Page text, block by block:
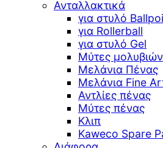
Ανταλλακτικά
για στυλό
για Rollerball
για στυλό Gel
Μύτες μολυβιών
Μελάνια Πένας
Μελάνια Fine
Αντλίες πένας
Μύτες πένας
Κλιπ
Kaweco Spare